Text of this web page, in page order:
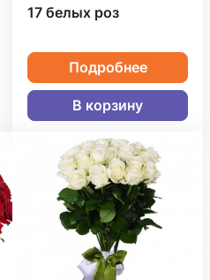
17 белых роз
Подробнее
В корзину